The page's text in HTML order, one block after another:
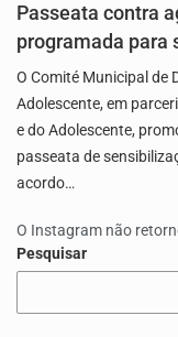
Passeata contra
programada para
O Comité Municipal de
Adolescente, em
e do Adolescente,
passeata de
acordo…
O Instagram não
Pesquisar